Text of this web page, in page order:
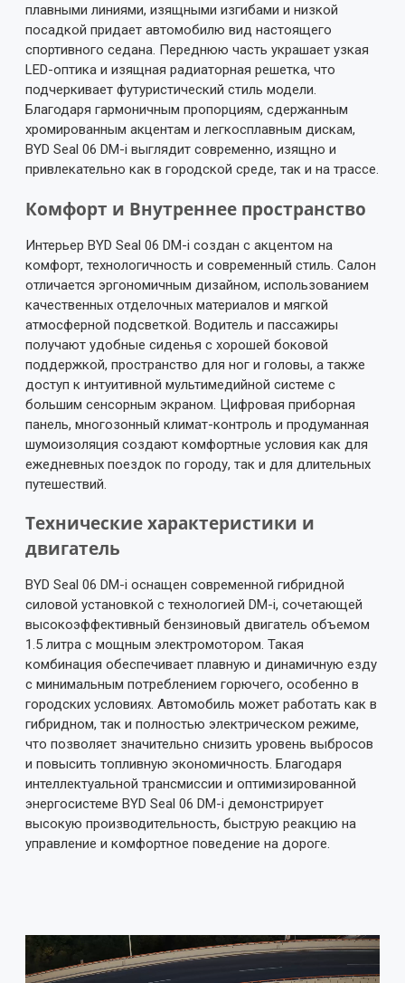
плавными линиями, изящными изгибами и низкой
посадкой придает автомобилю вид настоящего
спортивного седана. Переднюю часть украшает узкая
LED-оптика и изящная радиаторная решетка, что
подчеркивает футуристический стиль модели.
Благодаря гармоничным пропорциям, сдержанным
хромированным акцентам и легкосплавным дискам,
BYD Seal 06 DM-i выглядит современно, изящно и
привлекательно как в городской среде, так и на трассе.
Комфорт и Внутреннее пространство
Интерьер BYD Seal 06 DM-i создан с акцентом на
комфорт, технологичность и современный стиль. Салон
отличается эргономичным дизайном, использованием
качественных отделочных материалов и мягкой
атмосферной подсветкой. Водитель и пассажиры
получают удобные сиденья с хорошей боковой
поддержкой, пространство для ног и головы, а также
доступ к интуитивной мультимедийной системе с
большим сенсорным экраном. Цифровая приборная
панель, многозонный климат-контроль и продуманная
шумоизоляция создают комфортные условия как для
ежедневных поездок по городу, так и для длительных
путешествий.
Технические характеристики и
двигатель
BYD Seal 06 DM-i оснащен современной гибридной
силовой установкой с технологией DM-i, сочетающей
высокоэффективный бензиновый двигатель объемом
1.5 литра с мощным электромотором. Такая
комбинация обеспечивает плавную и динамичную езду
с минимальным потреблением горючего, особенно в
городских условиях. Автомобиль может работать как в
гибридном, так и полностью электрическом режиме,
что позволяет значительно снизить уровень выбросов
и повысить топливную экономичность. Благодаря
интеллектуальной трансмиссии и оптимизированной
энергосистеме BYD Seal 06 DM-i демонстрирует
высокую производительность, быструю реакцию на
управление и комфортное поведение на дороге.